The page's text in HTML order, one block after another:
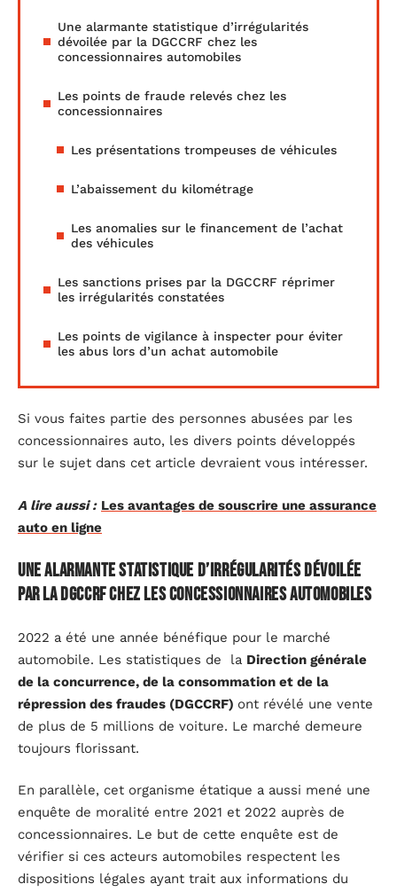
Une alarmante statistique d’irrégularités
dévoilée par la DGCCRF chez les
concessionnaires automobiles
Les points de fraude relevés chez les
concessionnaires
Les présentations trompeuses de véhicules
L’abaissement du kilométrage
Les anomalies sur le financement de l’achat
des véhicules
Les sanctions prises par la DGCCRF réprimer
les irrégularités constatées
Les points de vigilance à inspecter pour éviter
les abus lors d’un achat automobile
Si vous faites partie des personnes abusées par les
concessionnaires auto, les divers points développés
sur le sujet dans cet article devraient vous intéresser.
A lire aussi : Les avantages de souscrire une assurance
auto en ligne
Une alarmante statistique d’irrégularités dévoilée
par la DGCCRF chez les concessionnaires automobiles
2022 a été une année bénéfique pour le marché
automobile. Les statistiques de la Direction générale
de la concurrence, de la consommation et de la
répression des fraudes (DGCCRF) ont révélé une vente
de plus de 5 millions de voiture. Le marché demeure
toujours florissant.
En parallèle, cet organisme étatique a aussi mené une
enquête de moralité entre 2021 et 2022 auprès de
concessionnaires. Le but de cette enquête est de
vérifier si ces acteurs automobiles respectent les
dispositions légales ayant trait aux informations du